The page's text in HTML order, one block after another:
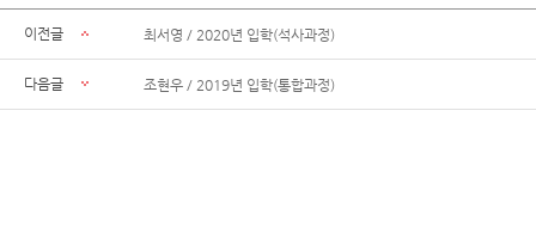
이전글 최서영 / 2020년 입학(석사과정)
다음글 조현우 / 2019년 입학(통합과정)